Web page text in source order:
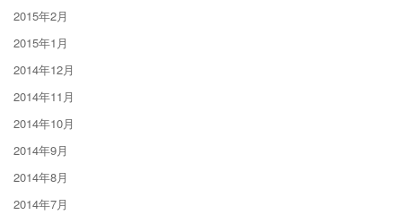
2015年2月
2015年1月
2014年12月
2014年11月
2014年10月
2014年9月
2014年8月
2014年7月